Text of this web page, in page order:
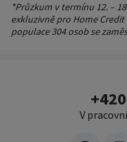
*Průzkum v termínu 12. –
exkluzivně pro Home
populace 304 osob se
V